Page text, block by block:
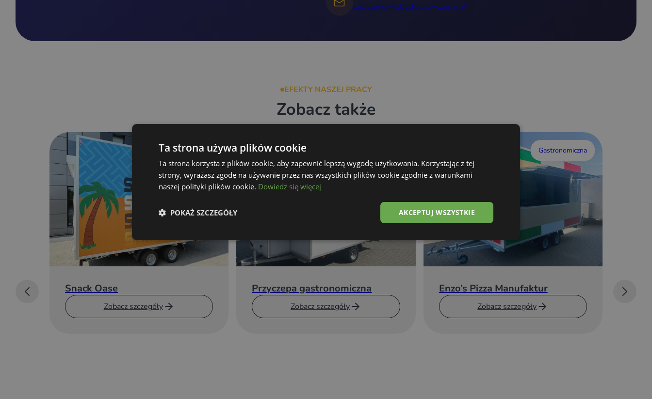
zapytania@zbudujprzyczepe.pl
EFEKTY NASZEJ PRACY
Zobacz także
Handlowa
Snack Oase
Zobacz szczegóły
Przyczepa gastronomiczna
Zobacz szczegóły
Gastronomiczna
Enzo’s Pizza Manufaktur
Zobacz szczegóły
Ta strona używa plików cookie
Ta strona korzysta z plików cookie, aby zapewnić lepszą wygodę użytkowania. Korzystając z tej
strony, wyrażasz zgodę na używanie przez nas wszystkich plików cookie zgodnie z warunkami
naszej polityki plików cookie. Dowiedz się więcej
AKCEPTUJ WSZYSTKIE
POKAŻ SZCZEGÓŁY